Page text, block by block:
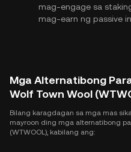
mag-engage sa
mag-earn ng passive
Mga Alternatibong
Wolf Town Wool
Bilang karagdagan sa mga mas
mayroon ding mga alternatibong
(WTWOOL), kabilang ang: